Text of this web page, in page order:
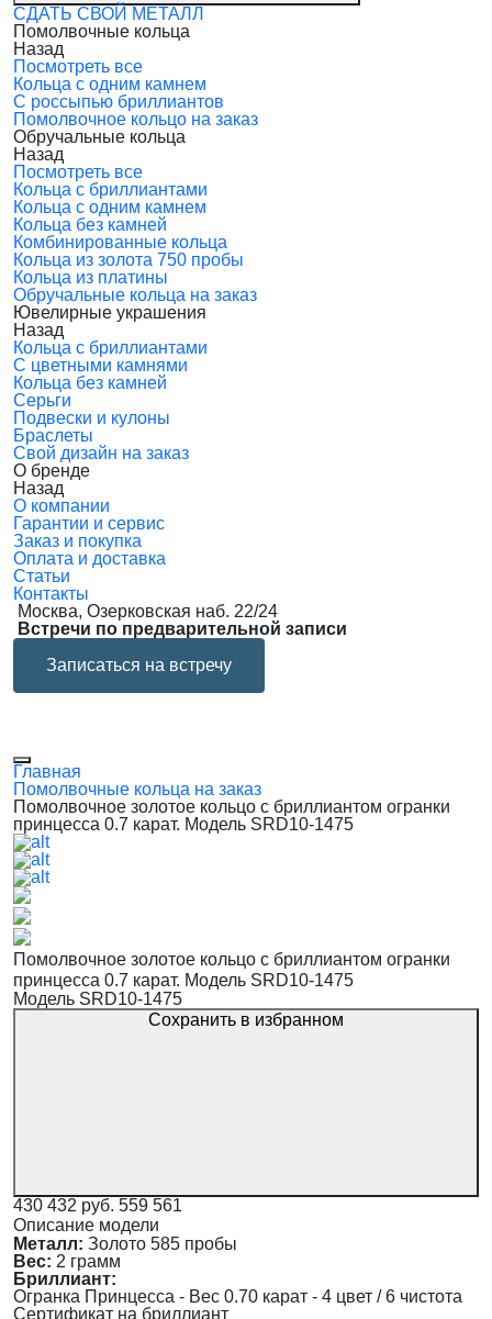
СДАТЬ СВОЙ МЕТАЛЛ
Помолвочные кольца
Назад
Посмотреть все
Кольца с одним камнем
С россыпью бриллиантов
Помолвочное кольцо на заказ
Обручальные кольца
Назад
Посмотреть все
Кольца с бриллиантами
Кольца с одним камнем
Кольца без камней
Комбинированные кольца
Кольца из золота 750 пробы
Кольца из платины
Обручальные кольца на заказ
Ювелирные украшения
Назад
Кольца с бриллиантами
С цветными камнями
Кольца без камней
Серьги
Подвески и кулоны
Браслеты
Свой дизайн на заказ
О бренде
Назад
О компании
Гарантии и сервис
Заказ и покупка
Оплата и доставка
Статьи
Контакты
Москва, Озерковская наб. 22/24
Встречи по предварительной записи
Записаться на встречу
Главная
Помолвочные кольца на заказ
Помолвочное золотое кольцо с бриллиантом огранки
принцесса 0.7 карат. Модель SRD10-1475
Помолвочное золотое кольцо с бриллиантом огранки
принцесса 0.7 карат. Модель SRD10-1475
Модель SRD10-1475
Сохранить в избранном
430 432 руб. 559 561
Описание модели
Металл: Золото 585 пробы
Вес: 2 грамм
Бриллиант:
Огранка Принцесса - Вес 0.70 карат - 4 цвет / 6 чистота
Сертификат на бриллиант